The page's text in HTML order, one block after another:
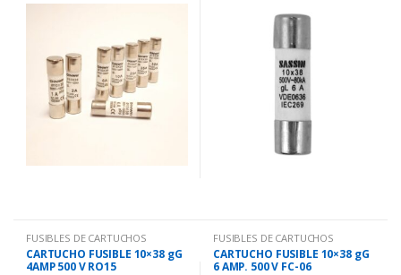
FUSIBLES DE CARTUCHOS
CARTUCHO FUSIBLE 10×38 gG
4AMP 500 V RO15
FUSIBLES DE CARTUCHOS
CARTUCHO FUSIBLE 10×38 gG
6 AMP. 500 V FC-06